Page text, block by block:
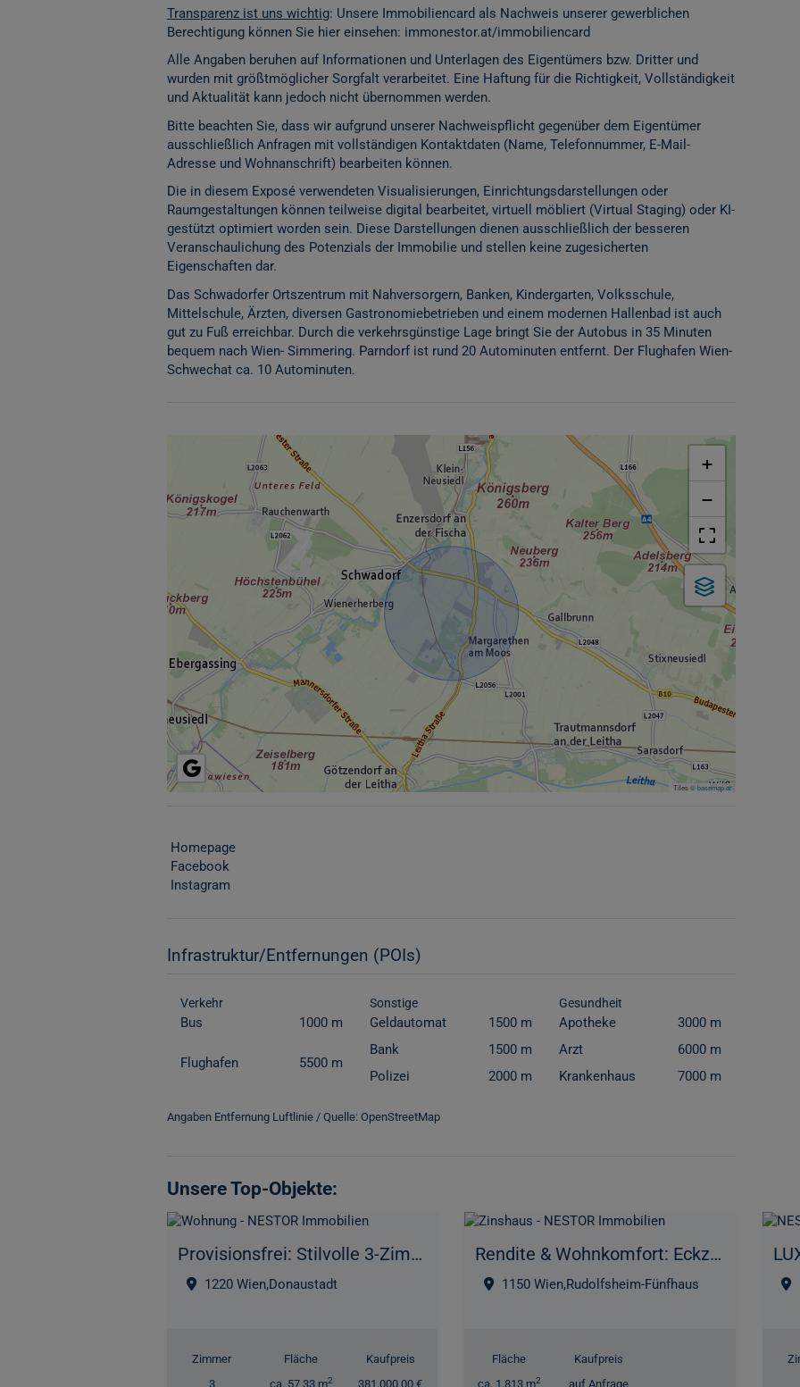
Transparenz ist uns wichtig: Unsere Immobiliencard als Nachweis unserer gewerblichen
Berechtigung können Sie hier einsehen: immonestor.at/immobiliencard
Alle Angaben beruhen auf Informationen und Unterlagen des Eigentümers bzw. Dritter und
wurden mit größtmöglicher Sorgfalt verarbeitet. Eine Haftung für die Richtigkeit, Vollständigkeit
und Aktualität kann jedoch nicht übernommen werden.
Bitte beachten Sie, dass wir aufgrund unserer Nachweispflicht gegenüber dem Eigentümer
ausschließlich Anfragen mit vollständigen Kontaktdaten (Name, Telefonnummer, E-Mail-
Adresse und Wohnanschrift) bearbeiten können.
Die in diesem Exposé verwendeten Visualisierungen, Einrichtungsdarstellungen oder
Raumgestaltungen können teilweise digital bearbeitet, virtuell möbliert (Virtual Staging) oder KI-
gestützt optimiert worden sein. Diese Darstellungen dienen ausschließlich der besseren
Veranschaulichung des Potenzials der Immobilie und stellen keine zugesicherten
Eigenschaften dar.
Das Schwadorfer Ortszentrum mit Nahversorgern, Banken, Kindergarten, Volksschule,
Mittelschule, Ärzten, diversen Gastronomiebetrieben und einem modernen Hallenbad ist auch
gut zu Fuß erreichbar. Durch die verkehrsgünstige Lage bringt Sie der Autobus in 35 Minuten
bequem nach Wien- Simmering. Parndorf ist rund 20 Autominuten entfernt. Der Flughafen Wien-
Schwechat ca. 10 Autominuten.
+
−
Tiles ©basemap.at
Homepage
Facebook
Instagram
Infrastruktur/Entfernungen (POIs)
Verkehr
Bus 1000 m
Flughafen 5500 m
Sonstige
Geldautomat
1500 m
Bank
1500 m
Polizei
2000 m
Gesundheit
Apotheke
3000 m
Arzt
6000 m
Krankenhaus
7000 m
Angaben Entfernung Luftlinie / Quelle: OpenStreetMap
Unsere Top-Objekte:
Provisionsfrei: Stilvolle 3-Zimmer-Wohnung mit Terrasse in urbaner Lage
1220 Wien,Donaustadt
Zimmer
3
Fläche
ca. 57,33 m2
Kaufpreis
381.000,00 €
Rendite & Wohnkomfort: Eckzinshaus in bester Lage! | Dachgeschossausbau
1150 Wien,Rudolfsheim-Fünfhaus
Fläche
ca. 1.813 m2
Kaufpreis
auf Anfrage